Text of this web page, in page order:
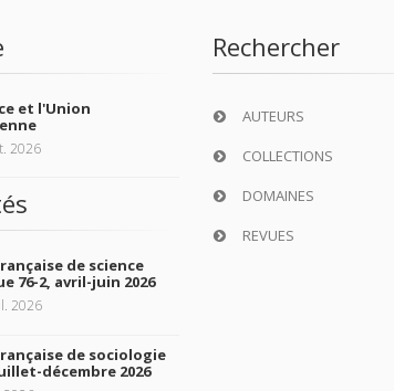
et l'Union
2026
de science
76-2, avril-juin 2026
2026
de sociologie
décembre 2026
Rechercher
AUTEURS
COLLECTIONS
DOMAINES
REVUES